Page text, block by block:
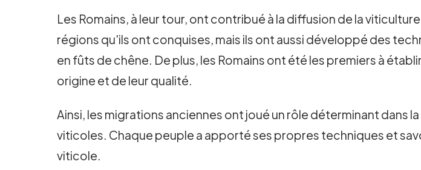
Les Romains, à leur tour, ont contribué à la diffusion de la
régions qu'ils ont conquises, mais ils ont aussi développé des
en fûts de chêne. De plus, les Romains ont été les premiers à
origine et de leur qualité.
Ainsi, les migrations anciennes ont joué un rôle déterminant dans
viticoles. Chaque peuple a apporté ses propres techniques et
viticole.